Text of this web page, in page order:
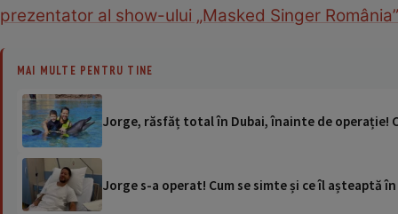
prezentator al show-ului „Masked Singer
MAI MULTE PENTRU TINE
Jorge, răsfăț total în Dubai, înainte de operație!
Jorge s-a operat! Cum se simte și ce îl așteaptă